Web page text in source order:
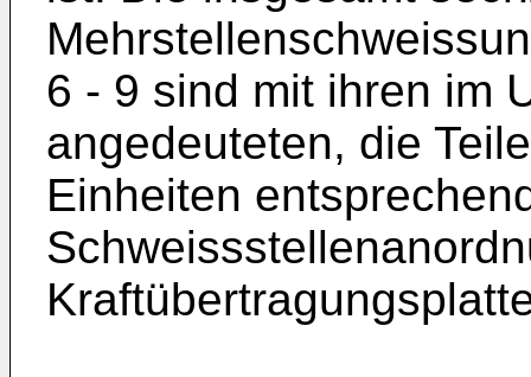
6 - 9 sind mit ihren im
angedeuteten, die
Einheiten